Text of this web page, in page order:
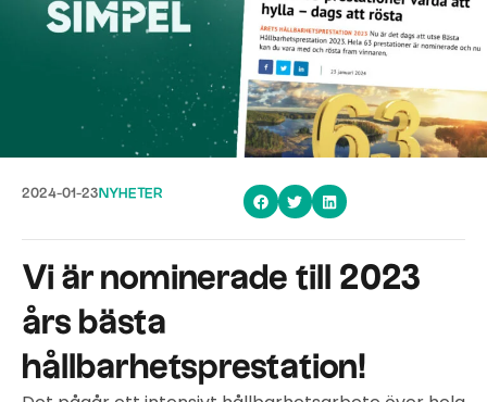
2024-01-23 NYHETER
Vi är nominerade till 2023
års bästa
hållbarhetsprestation!